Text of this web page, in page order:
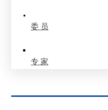
委 员
专 家